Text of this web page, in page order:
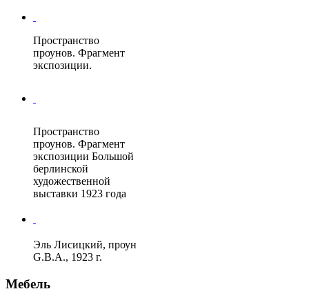
Пространство
проунов. Фрагмент
экспозиции.
Пространство
проунов. Фрагмент
экспозиции Большой
берлинской
художественной
выставки 1923 года
Эль Лисицкий, проун
G.B.A., 1923 г.
Мебель